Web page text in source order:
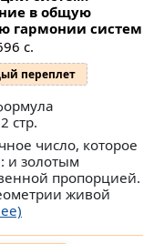
в общую
гармонии систем
с.
переплет
стр.
число, которое
и золотым
пропорцией.
живой